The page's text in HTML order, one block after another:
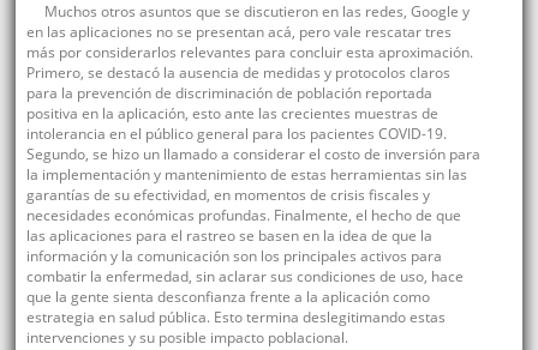
Muchos otros asuntos que se discutieron en las redes, Google y
en las aplicaciones no se presentan acá, pero vale rescatar tres
más por considerarlos relevantes para concluir esta aproximación.
Primero, se destacó la ausencia de medidas y protocolos claros
para la prevención de discriminación de población reportada
positiva en la aplicación, esto ante las crecientes muestras de
intolerancia en el público general para los pacientes COVID-19.
Segundo, se hizo un llamado a considerar el costo de inversión para
la implementación y mantenimiento de estas herramientas sin las
garantías de su efectividad, en momentos de crisis fiscales y
necesidades económicas profundas. Finalmente, el hecho de que
las aplicaciones para el rastreo se basen en la idea de que la
información y la comunicación son los principales activos para
combatir la enfermedad, sin aclarar sus condiciones de uso, hace
que la gente sienta desconfianza frente a la aplicación como
estrategia en salud pública. Esto termina deslegitimando estas
intervenciones y su posible impacto poblacional.